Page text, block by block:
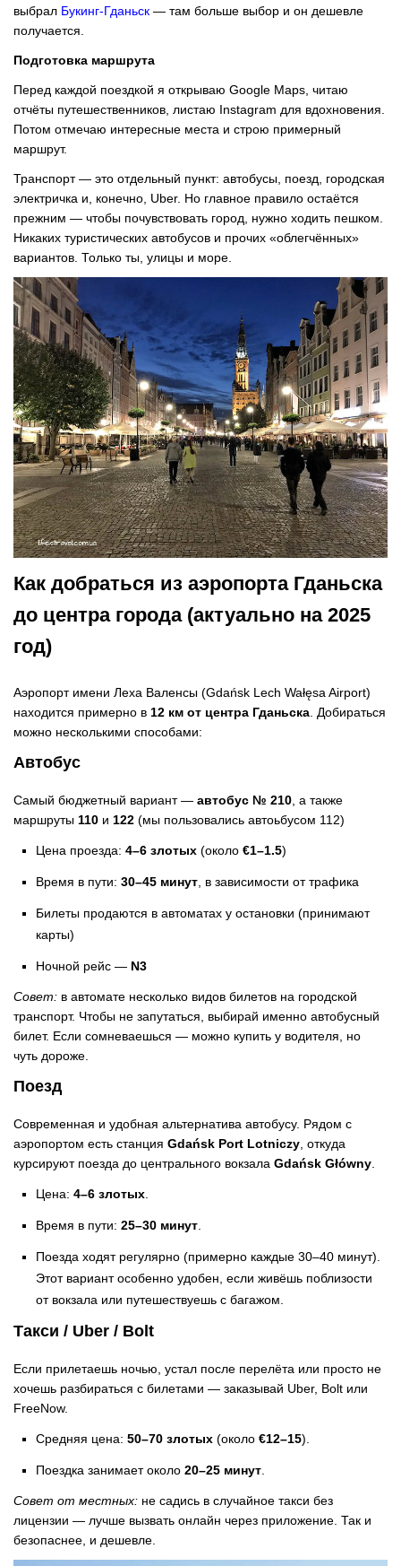
выбрал Букинг-Гданьск — там больше выбор и он дешевле
получается.
Подготовка маршрута
Перед каждой поездкой я открываю Google Maps, читаю
отчёты путешественников, листаю Instagram для вдохновения.
Потом отмечаю интересные места и строю примерный
маршрут.
Транспорт — это отдельный пункт: автобусы, поезд, городская
электричка и, конечно, Uber. Но главное правило остаётся
прежним — чтобы почувствовать город, нужно ходить пешком.
Никаких туристических автобусов и прочих «облегчённых»
вариантов. Только ты, улицы и море.
Как добраться из аэропорта Гданьска
до центра города (актуально на 2025
год)
Аэропорт имени Леха Валенсы (Gdańsk Lech Wałęsa Airport)
находится примерно в 12 км от центра Гданьска . Добираться
можно несколькими способами:
Автобус
Самый бюджетный вариант — автобус № 210 , а также
маршруты 110 и 122 (мы пользовались автоьбусом 112)
Цена проезда: 4–6 злотых (около €1–1.5)
Время в пути: 30–45 минут , в зависимости от трафика
Билеты продаются в автоматах у остановки (принимают
карты)
Ночной рейс — N3
Совет: в автомате несколько видов билетов на городской
транспорт. Чтобы не запутаться, выбирай именно автобусный
билет. Если сомневаешься — можно купить у водителя, но
чуть дороже.
Поезд
Современная и удобная альтернатива автобусу. Рядом с
аэропортом есть станция Gdańsk Port Lotniczy , откуда
курсируют поезда до центрального вокзала Gdańsk Główny
Цена: 4–6 злотых
Время в пути: 25–30 минут
Поезда ходят регулярно (примерно каждые 30–40 минут).
Этот вариант особенно удобен, если живёшь поблизости
от вокзала или путешествуешь с багажом.
Такси / Uber / Bolt
Если прилетаешь ночью, устал после перелёта или просто не
хочешь разбираться с билетами — заказывай Uber, Bolt или
FreeNow.
Средняя цена: 50–70 злотых (около €12–15).
Поездка занимает около 20–25 минут
Совет от местных: не садись в случайное такси без
лицензии — лучше вызвать онлайн через приложение. Так и
безопаснее, и дешевле.